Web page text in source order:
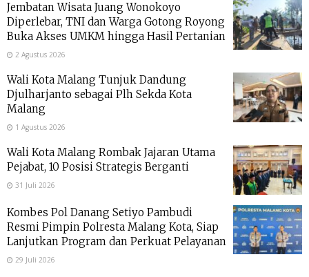
Jembatan Wisata Juang Wonokoyo
Diperlebar, TNI dan Warga Gotong Royong
Buka Akses UMKM hingga Hasil Pertanian
2 Agustus 2026
Wali Kota Malang Tunjuk Dandung
Djulharjanto sebagai Plh Sekda Kota
Malang
1 Agustus 2026
Wali Kota Malang Rombak Jajaran Utama
Pejabat, 10 Posisi Strategis Berganti
31 Juli 2026
Kombes Pol Danang Setiyo Pambudi
Resmi Pimpin Polresta Malang Kota, Siap
Lanjutkan Program dan Perkuat Pelayanan
29 Juli 2026